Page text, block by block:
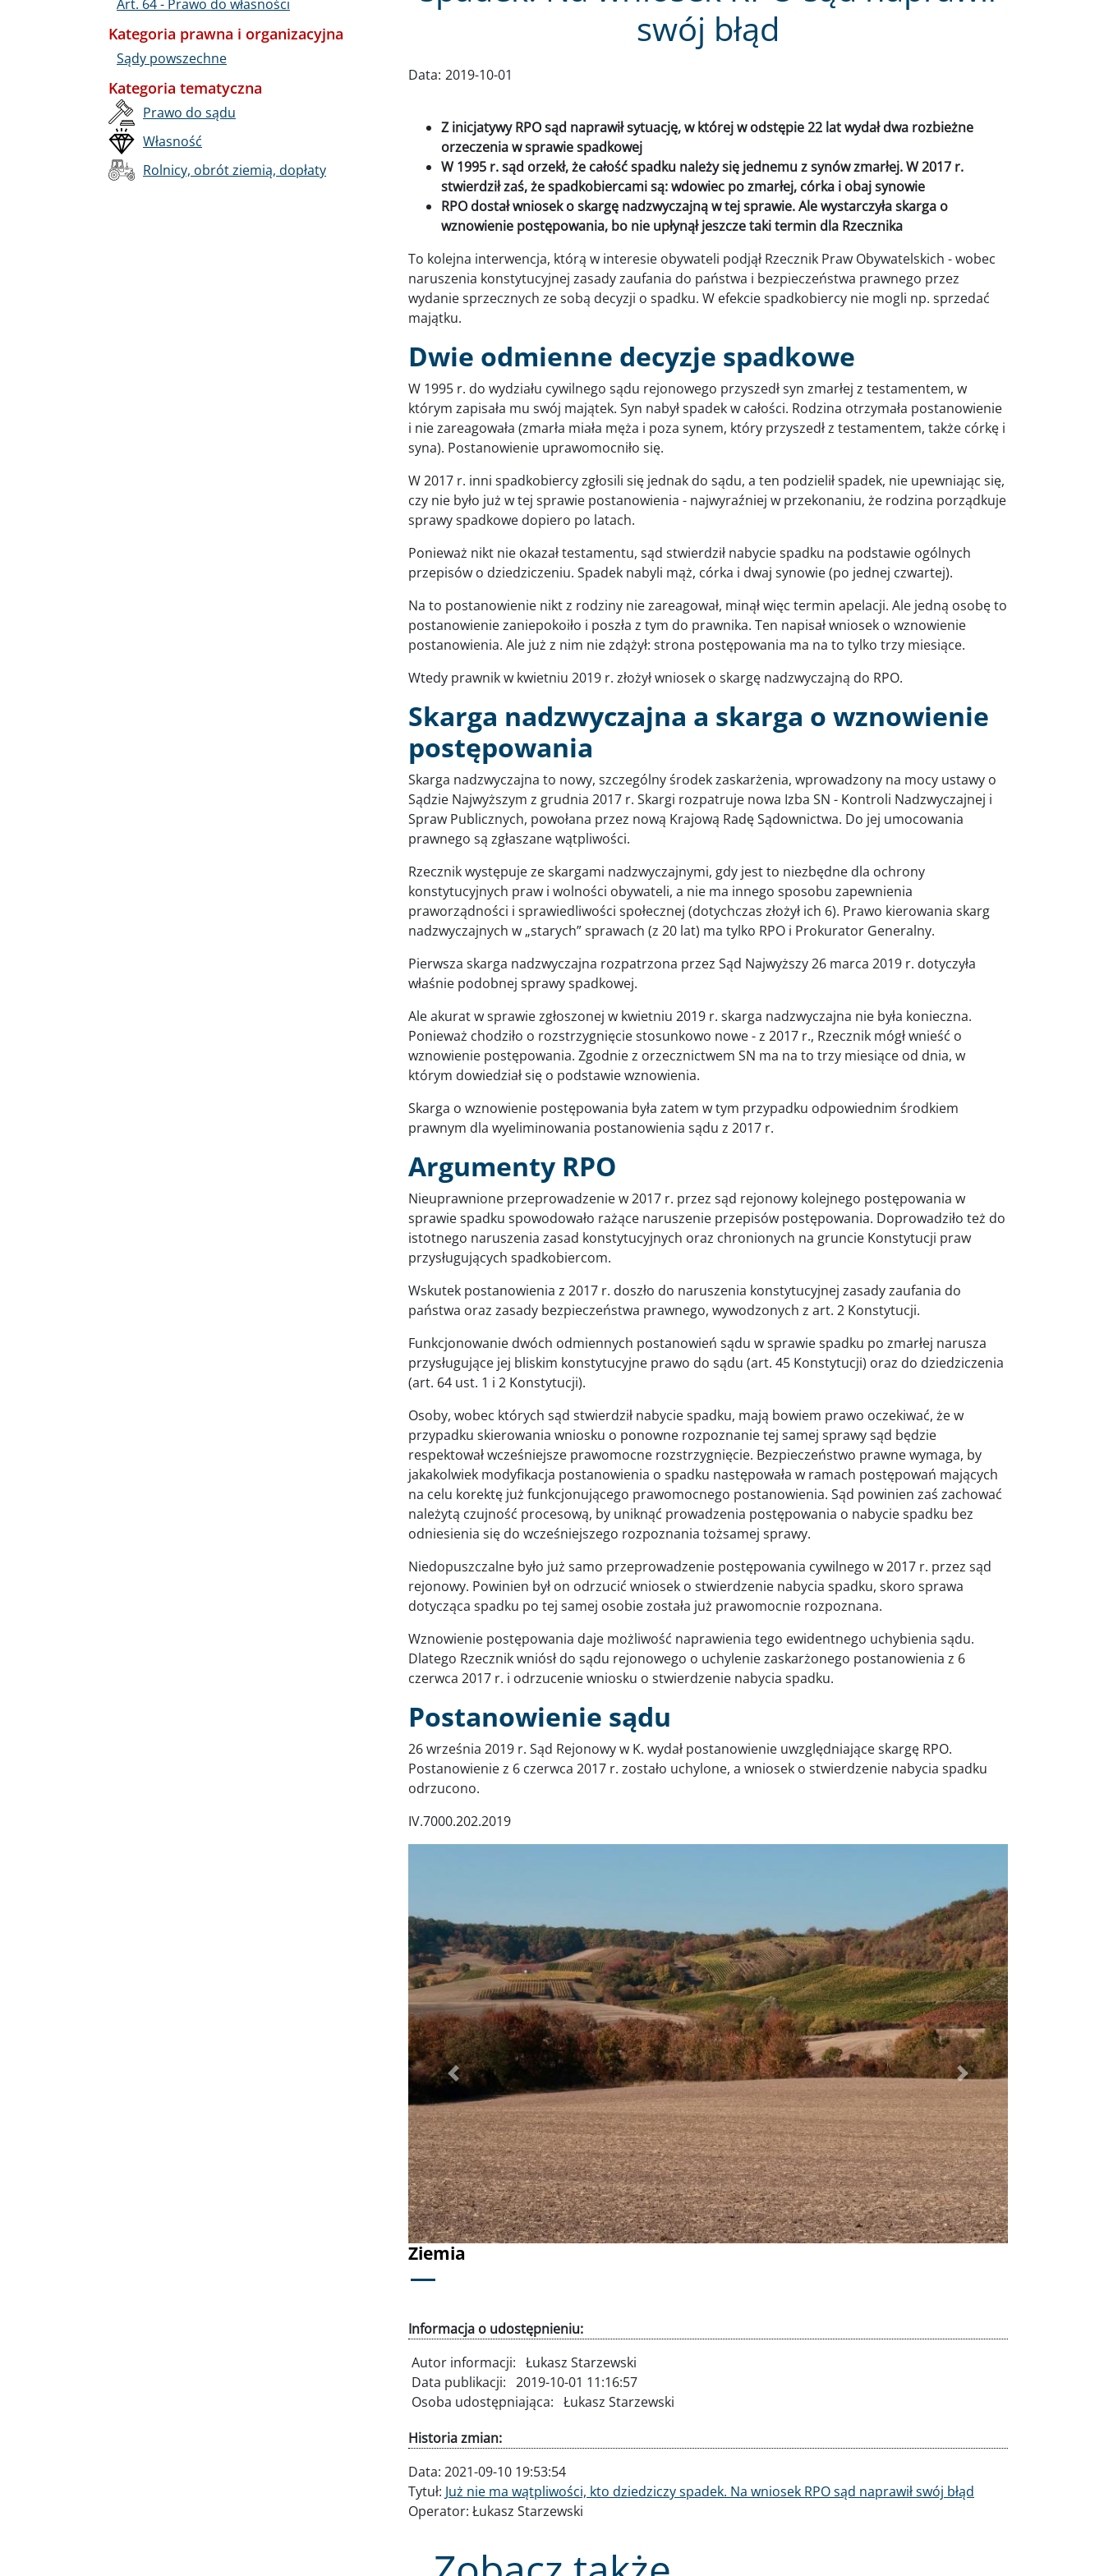
swój błąd
Data: 2019-10-01
Z inicjatywy RPO sąd naprawił sytuację, w której w odstępie 22 lat wydał dwa rozbieżne
orzeczenia w sprawie spadkowej
W 1995 r. sąd orzekł, że całość spadku należy się jednemu z synów zmarłej. W 2017 r.
stwierdził zaś, że spadkobiercami są: wdowiec po zmarłej, córka i obaj synowie
RPO dostał wniosek o skargę nadzwyczajną w tej sprawie. Ale wystarczyła skarga o
wznowienie postępowania, bo nie upłynął jeszcze taki termin dla Rzecznika
To kolejna interwencja, którą w interesie obywateli podjął Rzecznik Praw Obywatelskich - wobec
naruszenia konstytucyjnej zasady zaufania do państwa i bezpieczeństwa prawnego przez
wydanie sprzecznych ze sobą decyzji o spadku. W efekcie spadkobiercy nie mogli np. sprzedać
majątku.
Dwie odmienne decyzje spadkowe
W 1995 r. do wydziału cywilnego sądu rejonowego przyszedł syn zmarłej z testamentem, w
którym zapisała mu swój majątek. Syn nabył spadek w całości. Rodzina otrzymała postanowienie
i nie zareagowała (zmarła miała męża i poza synem, który przyszedł z testamentem, także córkę i
syna). Postanowienie uprawomocniło się.
W 2017 r. inni spadkobiercy zgłosili się jednak do sądu, a ten podzielił spadek, nie upewniając się,
czy nie było już w tej sprawie postanowienia - najwyraźniej w przekonaniu, że rodzina porządkuje
sprawy spadkowe dopiero po latach.
Ponieważ nikt nie okazał testamentu, sąd stwierdził nabycie spadku na podstawie ogólnych
przepisów o dziedziczeniu. Spadek nabyli mąż, córka i dwaj synowie (po jednej czwartej).
Na to postanowienie nikt z rodziny nie zareagował, minął więc termin apelacji. Ale jedną osobę to
postanowienie zaniepokoiło i poszła z tym do prawnika. Ten napisał wniosek o wznowienie
postanowienia. Ale już z nim nie zdążył: strona postępowania ma na to tylko trzy miesiące.
Wtedy prawnik w kwietniu 2019 r. złożył wniosek o skargę nadzwyczajną do RPO.
Skarga nadzwyczajna a skarga o wznowienie
postępowania
Skarga nadzwyczajna to nowy, szczególny środek zaskarżenia, wprowadzony na mocy ustawy o
Sądzie Najwyższym z grudnia 2017 r. Skargi rozpatruje nowa Izba SN - Kontroli Nadzwyczajnej i
Spraw Publicznych, powołana przez nową Krajową Radę Sądownictwa. Do jej umocowania
prawnego są zgłaszane wątpliwości.
Rzecznik występuje ze skargami nadzwyczajnymi, gdy jest to niezbędne dla ochrony
konstytucyjnych praw i wolności obywateli, a nie ma innego sposobu zapewnienia
praworządności i sprawiedliwości społecznej (dotychczas złożył ich 6). Prawo kierowania skarg
nadzwyczajnych w „starych” sprawach (z 20 lat) ma tylko RPO i Prokurator Generalny.
Pierwsza skarga nadzwyczajna rozpatrzona przez Sąd Najwyższy 26 marca 2019 r. dotyczyła
właśnie podobnej sprawy spadkowej.
Ale akurat w sprawie zgłoszonej w kwietniu 2019 r. skarga nadzwyczajna nie była konieczna.
Ponieważ chodziło o rozstrzygnięcie stosunkowo nowe - z 2017 r., Rzecznik mógł wnieść o
wznowienie postępowania. Zgodnie z orzecznictwem SN ma na to trzy miesiące od dnia, w
którym dowiedział się o podstawie wznowienia.
Skarga o wznowienie postępowania była zatem w tym przypadku odpowiednim środkiem
prawnym dla wyeliminowania postanowienia sądu z 2017 r.
Argumenty RPO
Nieuprawnione przeprowadzenie w 2017 r. przez sąd rejonowy kolejnego postępowania w
sprawie spadku spowodowało rażące naruszenie przepisów postępowania. Doprowadziło też do
istotnego naruszenia zasad konstytucyjnych oraz chronionych na gruncie Konstytucji praw
przysługujących spadkobiercom.
Wskutek postanowienia z 2017 r. doszło do naruszenia konstytucyjnej zasady zaufania do
państwa oraz zasady bezpieczeństwa prawnego, wywodzonych z art. 2 Konstytucji.
Funkcjonowanie dwóch odmiennych postanowień sądu w sprawie spadku po zmarłej narusza
przysługujące jej bliskim konstytucyjne prawo do sądu (art. 45 Konstytucji) oraz do dziedziczenia
(art. 64 ust. 1 i 2 Konstytucji).
Osoby, wobec których sąd stwierdził nabycie spadku, mają bowiem prawo oczekiwać, że w
przypadku skierowania wniosku o ponowne rozpoznanie tej samej sprawy sąd będzie
respektował wcześniejsze prawomocne rozstrzygnięcie. Bezpieczeństwo prawne wymaga, by
jakakolwiek modyfikacja postanowienia o spadku następowała w ramach postępowań mających
na celu korektę już funkcjonującego prawomocnego postanowienia. Sąd powinien zaś zachować
należytą czujność procesową, by uniknąć prowadzenia postępowania o nabycie spadku bez
odniesienia się do wcześniejszego rozpoznania tożsamej sprawy.
Niedopuszczalne było już samo przeprowadzenie postępowania cywilnego w 2017 r. przez sąd
rejonowy. Powinien był on odrzucić wniosek o stwierdzenie nabycia spadku, skoro sprawa
dotycząca spadku po tej samej osobie została już prawomocnie rozpoznana.
Wznowienie postępowania daje możliwość naprawienia tego ewidentnego uchybienia sądu.
Dlatego Rzecznik wniósł do sądu rejonowego o uchylenie zaskarżonego postanowienia z 6
czerwca 2017 r. i odrzucenie wniosku o stwierdzenie nabycia spadku.
Postanowienie sądu
26 września 2019 r. Sąd Rejonowy w K. wydał postanowienie uwzględniające skargę RPO.
Postanowienie z 6 czerwca 2017 r. zostało uchylone, a wniosek o stwierdzenie nabycia spadku
odrzucono.
IV.7000.202.2019
Ziemia
Poprzednie Dalej
Informacja o udostępnieniu:
Autor informacji: Łukasz Starzewski
Data publikacji: 2019-10-01 11:16:57
Osoba udostępniająca: Łukasz Starzewski
Historia zmian:
Data: 2021-09-10 19:53:54
Tytuł: Już nie ma wątpliwości, kto dziedziczy spadek. Na wniosek RPO sąd naprawił swój błąd
Operator: Łukasz Starzewski
Art. 64 - Prawo do własności
Kategoria prawna i organizacyjna
Sądy powszechne
Kategoria tematyczna
Prawo do sądu
Własność
Rolnicy, obrót ziemią, dopłaty